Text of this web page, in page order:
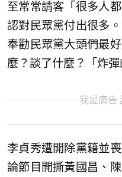
至常常請客「很多人
認對民眾黨付出很多
奉勸民眾黨大頭們最
麼？談了什麼？「炸
我是廣告
李貞秀遭開除黨籍並
論節目開撕黃國昌、